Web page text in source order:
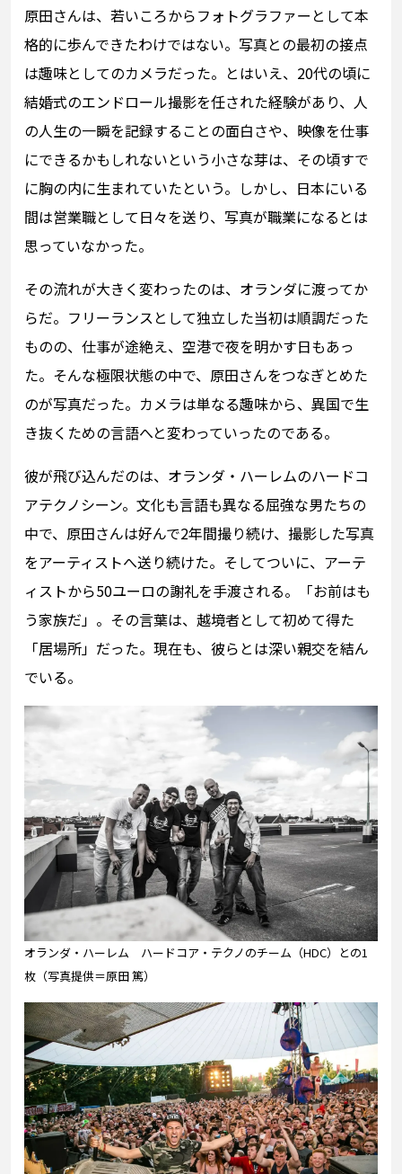
原田さんは、若いころからフォトグラファーとして本
格的に歩んできたわけではない。写真との最初の接点
は趣味としてのカメラだった。とはいえ、20代の頃に
結婚式のエンドロール撮影を任された経験があり、人
の人生の一瞬を記録することの面白さや、映像を仕事
にできるかもしれないという小さな芽は、その頃すで
に胸の内に生まれていたという。しかし、日本にいる
間は営業職として日々を送り、写真が職業になるとは
思っていなかった。
その流れが大きく変わったのは、オランダに渡ってか
らだ。フリーランスとして独立した当初は順調だった
ものの、仕事が途絶え、空港で夜を明かす日もあっ
た。そんな極限状態の中で、原田さんをつなぎとめた
のが写真だった。カメラは単なる趣味から、異国で生
き抜くための言語へと変わっていったのである。
彼が飛び込んだのは、オランダ・ハーレムのハードコ
アテクノシーン。文化も言語も異なる屈強な男たちの
中で、原田さんは好んで2年間撮り続け、撮影した写真
をアーティストへ送り続けた。そしてついに、アーテ
ィストから50ユーロの謝礼を手渡される。「お前はも
う家族だ」。その言葉は、越境者として初めて得た
「居場所」だった。現在も、彼らとは深い親交を結ん
でいる。
オランダ・ハーレム ハードコア・テクノのチーム（HDC）との1
枚（写真提供＝原田 篤）